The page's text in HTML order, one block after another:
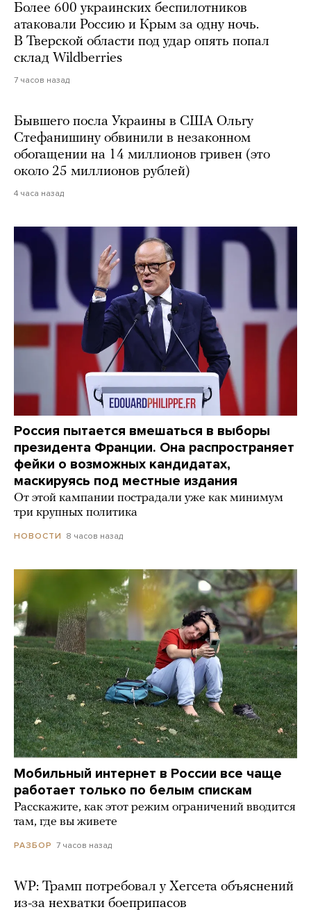
Более 600 украинских беспилотников
атаковали Россию и Крым за одну ночь.
В Тверской области под удар опять попал
склад Wildberries
7 часов назад
Бывшего посла Украины в США Ольгу
Стефанишину обвинили в незаконном
обогащении на 14 миллионов гривен (это
около 25 миллионов рублей)
4 часа назад
Россия пытается вмешаться в выборы
президента Франции. Она распространяет
фейки о возможных кандидатах,
маскируясь под местные издания
От этой кампании пострадали уже как минимум
три крупных политика
НОВОСТИ 8 часов назад
Мобильный интернет в России все чаще
работает только по белым спискам
Расскажите, как этот режим ограничений вводится
там, где вы живете
РАЗБОР 7 часов назад
WP: Трамп потребовал у Хегсета объяснений
из-за нехватки боеприпасов